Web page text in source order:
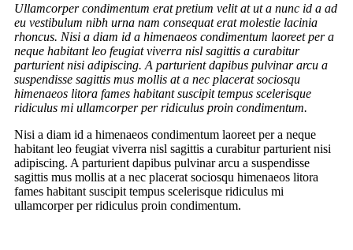
Ullamcorper condimentum erat pretium velit at ut a nunc id a ad
eu vestibulum nibh urna nam consequat erat molestie lacinia
rhoncus. Nisi a diam id a himenaeos condimentum laoreet per a
neque habitant leo feugiat viverra nisl sagittis a curabitur
parturient nisi adipiscing. A parturient dapibus pulvinar arcu a
suspendisse sagittis mus mollis at a nec placerat sociosqu
himenaeos litora fames habitant suscipit tempus scelerisque
ridiculus mi ullamcorper per ridiculus proin condimentum.
Nisi a diam id a himenaeos condimentum laoreet per a neque
habitant leo feugiat viverra nisl sagittis a curabitur parturient nisi
adipiscing. A parturient dapibus pulvinar arcu a suspendisse
sagittis mus mollis at a nec placerat sociosqu himenaeos litora
fames habitant suscipit tempus scelerisque ridiculus mi
ullamcorper per ridiculus proin condimentum.